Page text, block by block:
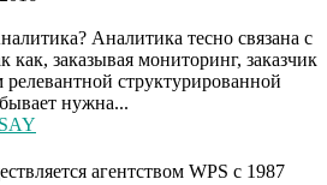
Аналитика тесно связана с
заказывая мониторинг, заказчик
структурированной
нужна...
агентством WPS с 1987